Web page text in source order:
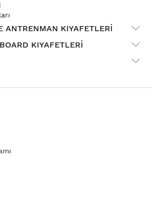
ANTRENMAN KIYAFETLERI
KIYAFETLERI